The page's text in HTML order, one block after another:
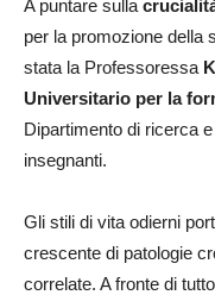
A puntare sulla
per la promozione della
stata la Professoressa
Universitario per la
Dipartimento di ricerca
insegnanti.
Gli stili di vita odierni
crescente di patologie
correlate. A fronte di